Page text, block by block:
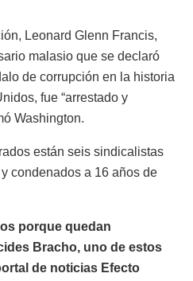
Leonard Glenn Francis,
malasio que se declaró
de corrupción en la historia
fue “arrestado y
Washington.
están seis sindicalistas
condenados a 16 años de
porque quedan
Bracho, uno de estos
de noticias Efecto